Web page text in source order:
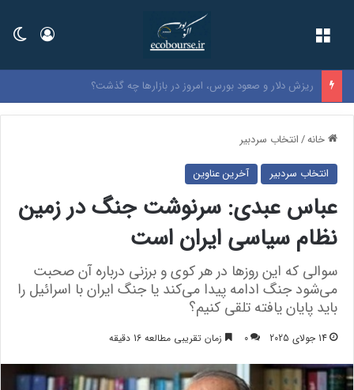
ورود
نرخ بنزین سوپر وارداتی در بورس اعلام شد
خانه/انتخاب سردبیر
انتخاب سردبیر آخرین عناوین
عباس عبدی: سرنوشت جنگ در زمین
نظام سیاسی ایران است
سوالی که این روزها در هر کوی و برزنی درباره آن صحبت
می‌شود جنگ ادامه پیدا می‌کند یا جنگ ایران با اسرائیل را
باید پایان یافته تلقی کنیم؟
14 جولای 2025 0 زمان تقریبی مطالعه 16 دقیقه